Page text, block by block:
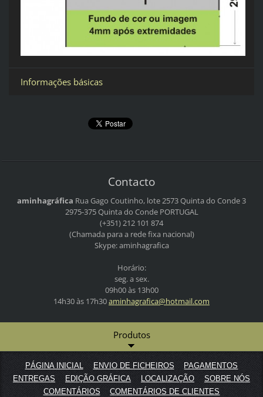
Informações básicas
Contacto
aminhagráfica Rua Gago Coutinho, lote 2573Quinta do Conde 3
2975-375 Quinta do CondePORTUGAL
(+351) 212 101 874
(Chamada para a rede fixa nacional)
Skype: aminhagrafica
Horário:
seg. a sex.
09h00 às 13h00
14h30 às 17h30aminhagrafica@hotmail.com
Produtos
PÁGINA INICIAL ENVIO DE FICHEIROS
PAGAMENTOS
ENTREGAS
EDIÇÃO GRÁFICA LOCALIZAÇÃO
SOBRE NÓS
COMENTÁRIOS
COMENTÁRIOS DE CLIENTES